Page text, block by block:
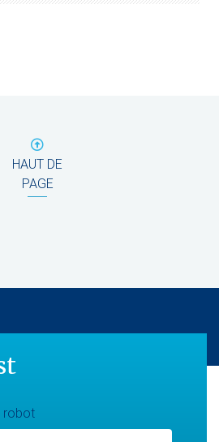
HAUT DE
PAGE
robotMailing list